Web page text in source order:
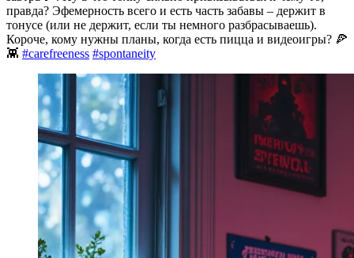
правда? Эфемерность всего и есть часть забавы – держит в
тонусе (или не держит, если ты немного разбрасываешь).
Короче, кому нужны планы, когда есть пицца и видеоигры? 🍕
👾 #carefreeness #spontaneity